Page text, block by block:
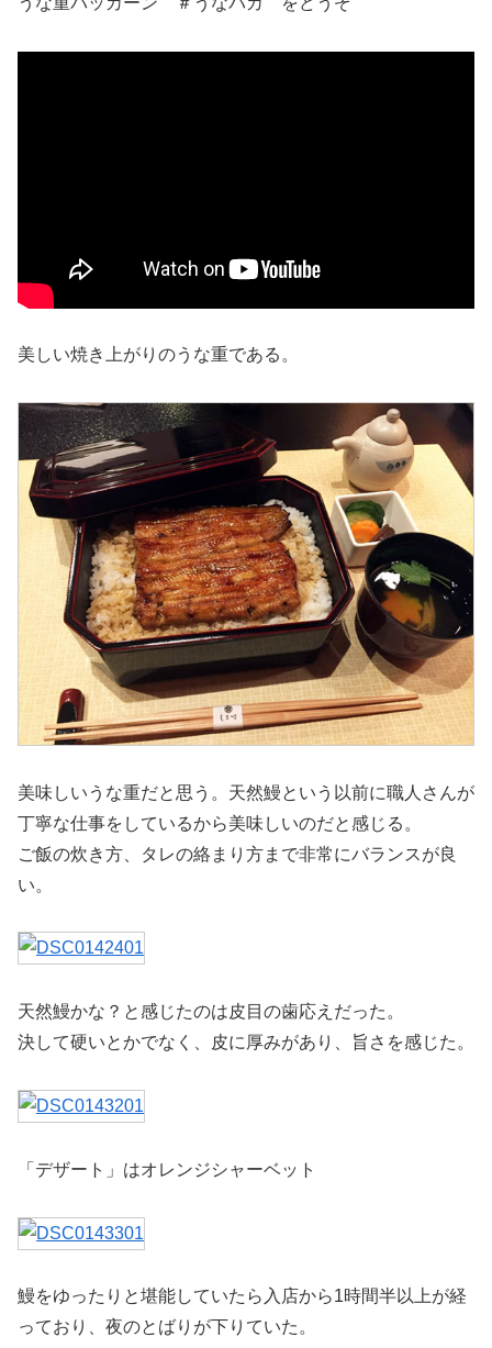
美しい焼き上がりのうな重である。
美味しいうな重だと思う。天然鰻という以前に職人さんが
丁寧な仕事をしているから美味しいのだと感じる。
ご飯の炊き方、タレの絡まり方まで非常にバランスが良
い。
天然鰻かな？と感じたのは皮目の歯応えだった。
決して硬いとかでなく、皮に厚みがあり、旨さを感じた。
「デザート」はオレンジシャーベット
鰻をゆったりと堪能していたら入店から1時間半以上が経
っており、夜のとばりが下りていた。